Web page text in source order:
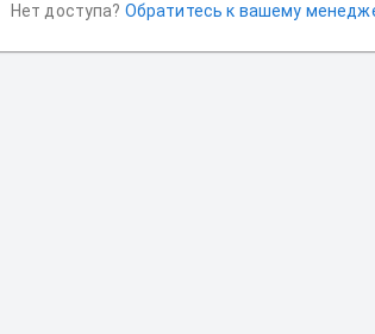
Нет доступа? Обратитесь к вашему